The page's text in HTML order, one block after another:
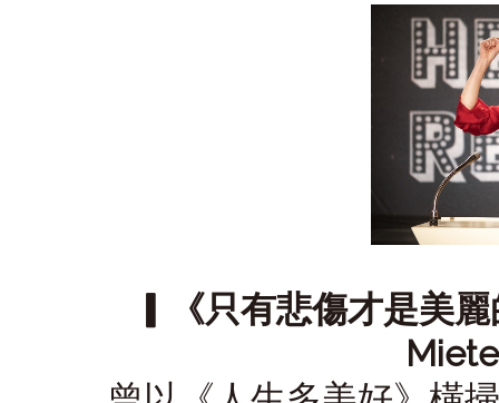
▎《只有悲傷才是美